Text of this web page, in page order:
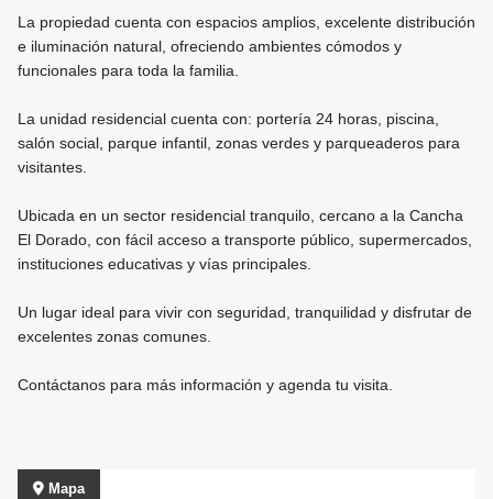
La propiedad cuenta con espacios amplios, excelente distribución
e iluminación natural, ofreciendo ambientes cómodos y
funcionales para toda la familia.
La unidad residencial cuenta con: portería 24 horas, piscina,
salón social, parque infantil, zonas verdes y parqueaderos para
visitantes.
Ubicada en un sector residencial tranquilo, cercano a la Cancha
El Dorado, con fácil acceso a transporte público, supermercados,
instituciones educativas y vías principales.
Un lugar ideal para vivir con seguridad, tranquilidad y disfrutar de
excelentes zonas comunes.
Contáctanos para más información y agenda tu visita.
Mapa